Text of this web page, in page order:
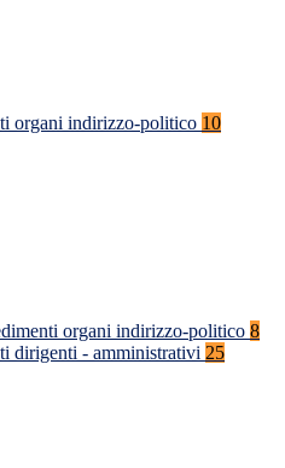
organi indirizzo-politico 10
organi indirizzo-politico 8
dirigenti - amministrativi 25